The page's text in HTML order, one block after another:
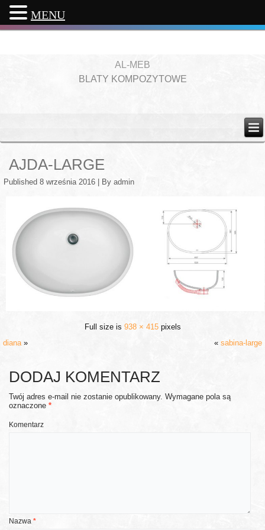
AL-MEB
BLATY KOMPOZYTOWE
AJDA-LARGE
Published 8 września 2016 By admin
Full size is 938 × 415pixels
diana» « sabina-large
DODAJ KOMENTARZ
Twój adres e-mail nie zostanie opublikowany. Wymagane pola są
oznaczone*
Komentarz
Nazwa*
MENU